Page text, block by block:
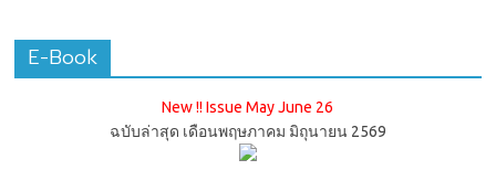
E-Book
New !! Issue May June 26
ฉบับล่าสุด เดือนพฤษภาคม มิถุนายน 2569